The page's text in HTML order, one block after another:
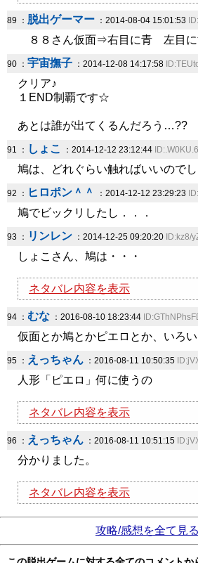
89 ： 脱出ゲーマー ：2014-08-04 15:01:53
８８さん仮面⇒右目に青 左目に
90 ： 宇宙撫子 ：2014-12-08 14:17:58
クリア♪
１END制覇です☆
あとは誰が出てくるんだろう…??
91 ： しょこ ：2014-12-12 23:12:44
鳩は、どれぐらい触ればいいのでし
92 ： ヒロポン＾＾ ：2014-12-12 23:29:23
鳩でビックリしたし．．．
93 ： リンレン ：2014-12-25 09:20:20 ID:kz8/
しょこさん、鳩は・・・
ネタバレ内容を表示
94 ： むな ：2016-08-10 18:23:44
仮面とか鳩とかピエロとか、いろ
95 ： えっちゃん ：2016-08-11 10:50:35
人形「ピエロ」何に使うの
ネタバレ内容を表示
96 ： えっちゃん ：2016-08-11 10:51:15
分かりました。
ネタバレ内容を表示
攻略/感想を全て見